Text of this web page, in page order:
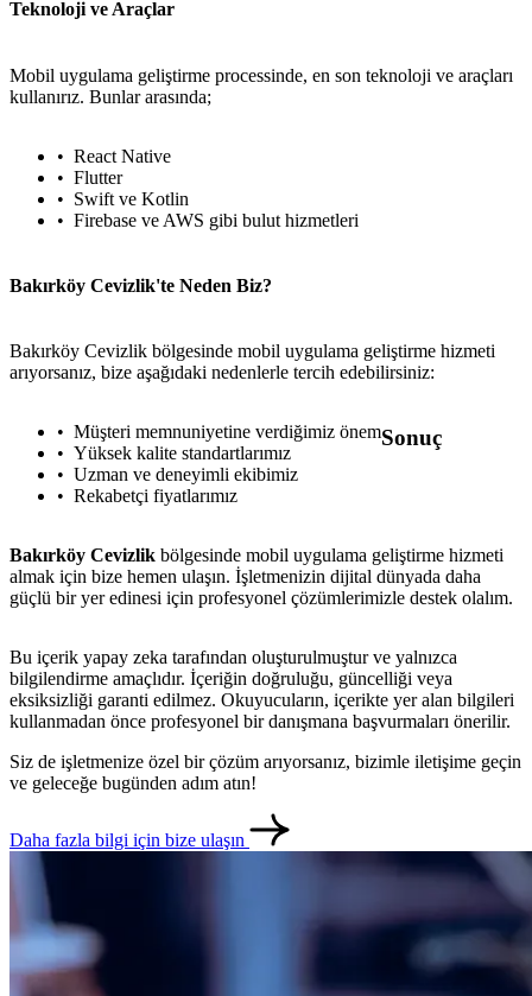
İletişim English
Teknoloji ve Araçlar
Mobil uygulama geliştirme processinde, en son teknoloji ve araçları
kullanırız. Bunlar arasında;
React Native
Flutter
Swift ve Kotlin
Firebase ve AWS gibi bulut hizmetleri
Bakırköy Cevizlik'te Neden Biz?
Bakırköy Cevizlik bölgesinde mobil uygulama geliştirme hizmeti
arıyorsanız, bize aşağıdaki nedenlerle tercih edebilirsiniz:
Müşteri memnuniyetine verdiğimiz önem
Yüksek kalite standartlarımız
Uzman ve deneyimli ekibimiz
Rekabetçi fiyatlarımız
Sonuç
Bakırköy Cevizlik bölgesinde mobil uygulama geliştirme hizmeti
almak için bize hemen ulaşın. İşletmenizin dijital dünyada daha
güçlü bir yer edinesi için profesyonel çözümlerimizle destek olalım.
Bu içerik yapay zeka tarafından oluşturulmuştur ve yalnızca
bilgilendirme amaçlıdır. İçeriğin doğruluğu, güncelliği veya
eksiksizliği garanti edilmez. Okuyucuların, içerikte yer alan bilgileri
kullanmadan önce profesyonel bir danışmana başvurmaları önerilir.
Siz de işletmenize özel bir çözüm arıyorsanız, bizimle iletişime geçin
ve geleceğe bugünden adım atın!
Daha fazla bilgi için bize ulaşın